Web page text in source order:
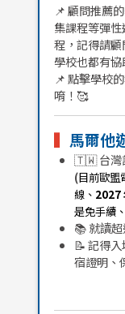
📌 顧問推薦
集課程等彈
程，記得請顧
學校也都有協
📌 點擊學校
唷！🥰
▍ 馬爾他
🇹🇼 台灣
(目前歐盟
線、 2027
是免手續
📚 就讀
📝 記得
宿證明、